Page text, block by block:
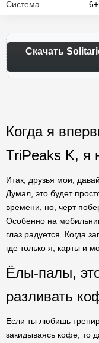
Система 6+
Скачать
Когда я
TriPeaks K, я
Итак, друзья мои,
Думал, это будет
времени, но, черт
Особенно на
глаз радуется. Когда
где только я, карты и
Ёлы-палы,
разливать
Если ты любишь
закидываясь кофе, то